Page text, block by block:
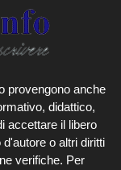
provengono anche
didattico,
accettare il libero
o altri diritti
verifiche. Per